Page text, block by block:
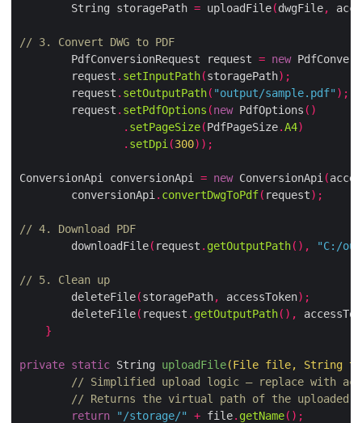
        String storagePath
= uploadFile(dwgFile,
// 3. Convert DWG to PDF
        PdfConversionRequest request
= new
        request
. setInputPath(storagePath);
        request
. setOutputPath( "output/sample.pdf" );
        request
. setPdfOptions (new PdfOptions ()
. setPageSize(PdfPageSize.A4)
. setDpi (300));
ConversionApi conversionApi = new ConversionApi (
        conversionApi
. convertDwgToPdf( request);
// 4. Download PDF
        downloadFile
( request . getOutputPath(), "C:/
// 5. Clean up
        deleteFile
(storagePath, accessToken);
        deleteFile
( request . getOutputPath(),
}
private static String uploadFile(File file,
String
// Simplified upload logic – replace with
// Returns the virtual path of the uploaded
return
"/storage/" + file. getName();